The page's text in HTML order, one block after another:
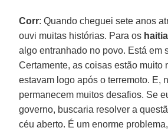
Corr: Quando cheguei sete anos
ouvi muitas histórias. Para os
algo entranhado no povo. Está em
Certamente, as coisas estão muito
estavam logo após o terremoto. E,
permanecem muitos desafios. Se
governo, buscaria resolver a
céu aberto. É um enorme